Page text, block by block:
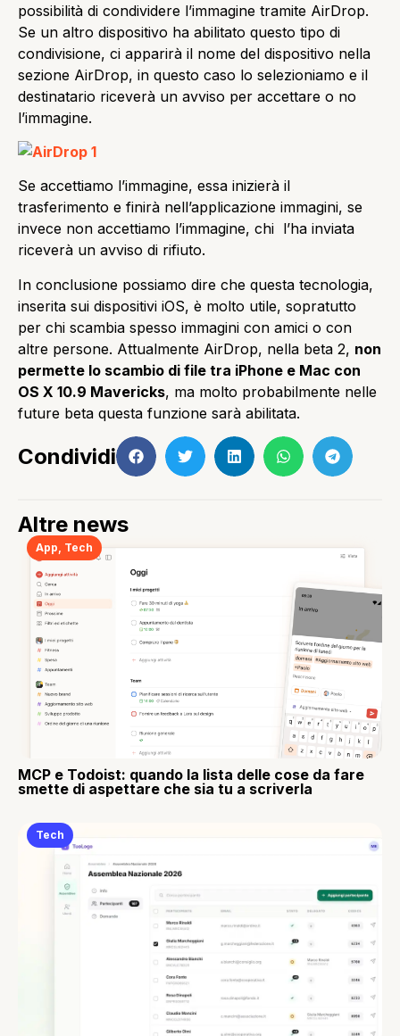
possibilità di condividere l’immagine tramite AirDrop.
Se un altro dispositivo ha abilitato questo tipo di
condivisione, ci apparirà il nome del dispositivo nella
sezione AirDrop, in questo caso lo selezioniamo e il
destinatario riceverà un avviso per accettare o no
l’immagine.
Se accettiamo l’immagine, essa inizierà il
trasferimento e finirà nell’applicazione immagini, se
invece non accettiamo l’immagine, chi l’ha inviata
riceverà un avviso di rifiuto.
In conclusione possiamo dire che questa tecnologia,
inserita sui dispositivi iOS, è molto utile, sopratutto
per chi scambia spesso immagini con amici o con
altre persone. Attualmente AirDrop, nella beta 2, non
permette lo scambio di file tra iPhone e Mac con
OS X 10.9 Mavericks, ma molto probabilmente nelle
future beta questa funzione sarà abilitata.
Condividi
Altre news
App, Tech
MCP e Todoist: quando la lista delle cose da fare
smette di aspettare che sia tu a scriverla
Tech